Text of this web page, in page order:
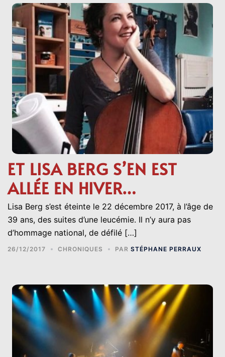
ET LISA BERG S’EN EST
ALLÉE EN HIVER…
Lisa Berg s’est éteinte le 22 décembre 2017, à l’âge de
39 ans, des suites d’une leucémie. Il n’y aura pas
d’hommage national, de défilé […]
26/12/2017 CHRONIQUES PAR STÉPHANE PERRAUX